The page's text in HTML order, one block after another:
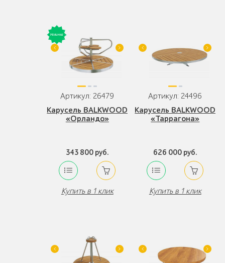
Артикул: 26479
Карусель BALKWOOD
«Орландо»
343 800 руб.
Купить в 1 клик
Артикул: 24496
Карусель BALKWOOD
«Таррагона»
626 000 руб.
Купить в 1 клик